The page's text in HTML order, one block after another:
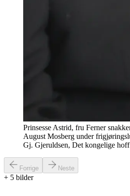
Prinsesse Astrid, fru Ferner
August Mosberg under
Gj. Gjeruldsen, Det kongelige hoff
Forrige Neste
+ 5 bilder